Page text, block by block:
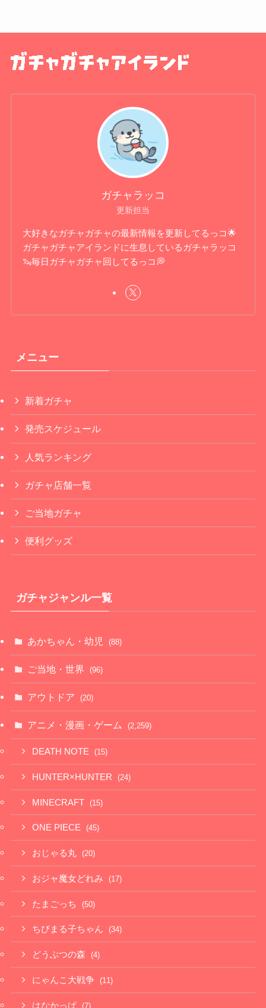
ガチャラッコ
更新担当
大好きなガチャガチャの最新情報を更新してるっコ🌟
ガチャガチャアイランドに生息しているガチャラッコ
🦦毎日ガチャガチャ回してるっコ💭
メニュー
新着ガチャ
発売スケジュール
人気ランキング
ガチャ店舗一覧
ご当地ガチャ
便利グッズ
ガチャジャンル一覧
あかちゃん・幼児 (88)
ご当地・世界 (96)
アウトドア (20)
アニメ・漫画・ゲーム (2,259)
DEATH NOTE (15)
HUNTER×HUNTER (24)
MINECRAFT (15)
ONE PIECE (45)
おじゃる丸 (20)
おジャ魔女どれみ (17)
たまごっち (50)
ちびまる子ちゃん (34)
どうぶつの森 (4)
にゃんこ大戦争 (11)
はなかっぱ (7)